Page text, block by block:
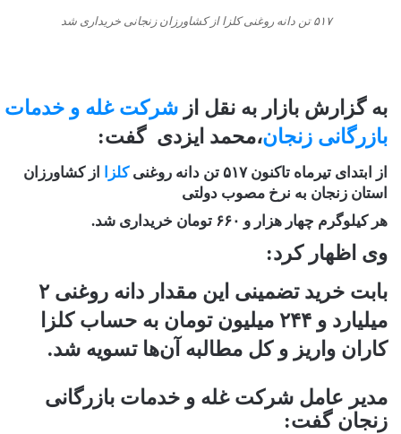
۵۱۷ تن دانه روغنی کلزا از کشاورزان زنجانی خریداری شد
به گزارش بازار به نقل از شرکت غله و خدمات
بازرگانی زنجان،محمد ایزدی گفت:
از ابتدای تیرماه تاکنون ۵۱۷ تن دانه روغنی کلزا
از کشاورزان
استان زنجان به نرخ مصوب دولتی
هر کیلوگرم چهار هزار و ۶۶۰ تومان خریداری شد.
وی اظهار کرد:
بابت خرید تضمینی این مقدار دانه روغنی ۲
میلیارد و ۲۴۴ میلیون تومان به حساب کلزا
کاران واریز و کل مطالبه آن‌ها تسویه شد.
مدیر عامل شرکت غله و خدمات بازرگانی
زنجان گفت: